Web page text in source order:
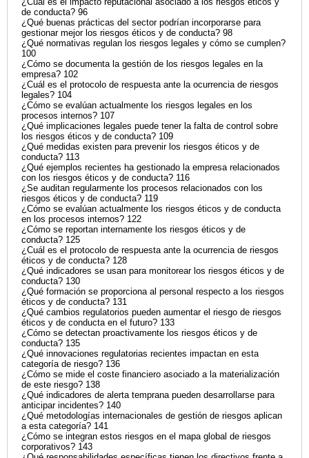
de conducta? 96
¿Qué buenas prácticas del sector podrían incorporarse para
gestionar mejor los riesgos éticos y de conducta? 98
¿Qué normativas regulan los riesgos legales y cómo se cumplen?
100
¿Cómo se documenta la gestión de los riesgos legales en la
empresa? 102
¿Cuál es el protocolo de respuesta ante la ocurrencia de riesgos
legales? 104
¿Cómo se evalúan actualmente los riesgos legales en los
procesos internos? 107
¿Qué implicaciones legales puede tener la falta de control sobre
los riesgos éticos y de conducta? 109
¿Qué medidas existen para prevenir los riesgos éticos y de
conducta? 113
¿Qué ejemplos recientes ha gestionado la empresa relacionados
con los riesgos éticos y de conducta? 116
¿Se auditan regularmente los procesos relacionados con los
riesgos éticos y de conducta? 119
¿Cómo se evalúan actualmente los riesgos éticos y de conducta
en los procesos internos? 122
¿Cómo se reportan internamente los riesgos éticos y de
conducta? 125
¿Cuál es el protocolo de respuesta ante la ocurrencia de riesgos
éticos y de conducta? 128
¿Qué indicadores se usan para monitorear los riesgos éticos y de
conducta? 130
¿Qué formación se proporciona al personal respecto a los riesgos
éticos y de conducta? 131
¿Qué cambios regulatorios pueden aumentar el riesgo de riesgos
éticos y de conducta en el futuro? 133
¿Cómo se detectan proactivamente los riesgos éticos y de
conducta? 135
¿Qué innovaciones regulatorias recientes impactan en esta
categoría de riesgo? 136
¿Cómo se mide el coste financiero asociado a la materialización
de este riesgo? 138
¿Qué indicadores de alerta temprana pueden desarrollarse para
anticipar incidentes? 140
¿Qué metodologías internacionales de gestión de riesgos aplican
a esta categoría? 141
¿Cómo se integran estos riesgos en el mapa global de riesgos
corporativos? 143